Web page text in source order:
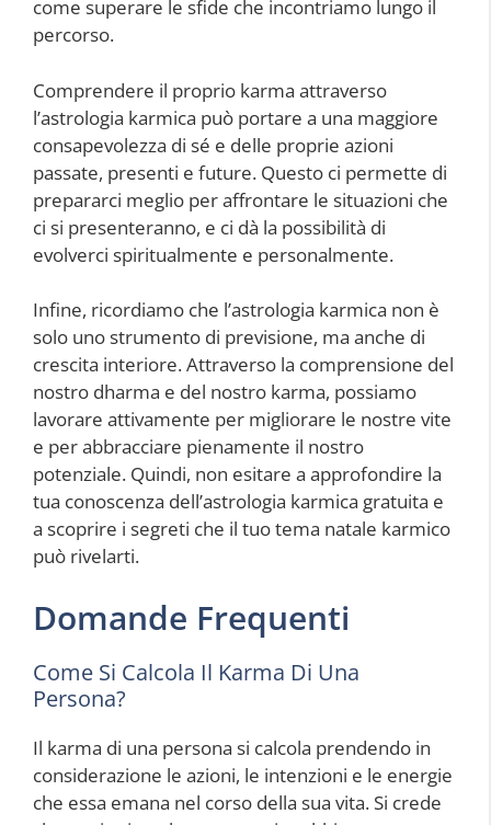
come superare le sfide che incontriamo lungo il
percorso.
Comprendere il proprio karma attraverso
l’astrologia karmica può portare a una maggiore
consapevolezza di sé e delle proprie azioni
passate, presenti e future. Questo ci permette di
prepararci meglio per affrontare le situazioni che
ci si presenteranno, e ci dà la possibilità di
evolverci spiritualmente e personalmente.
Infine, ricordiamo che l’astrologia karmica non è
solo uno strumento di previsione, ma anche di
crescita interiore. Attraverso la comprensione del
nostro dharma e del nostro karma, possiamo
lavorare attivamente per migliorare le nostre vite
e per abbracciare pienamente il nostro
potenziale. Quindi, non esitare a approfondire la
tua conoscenza dell’astrologia karmica gratuita e
a scoprire i segreti che il tuo tema natale karmico
può rivelarti.
Domande Frequenti
Come Si Calcola Il Karma Di Una
Persona?
Il karma di una persona si calcola prendendo in
considerazione le azioni, le intenzioni e le energie
che essa emana nel corso della sua vita. Si crede